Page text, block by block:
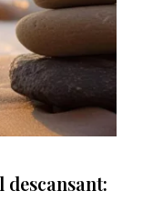
descansant: